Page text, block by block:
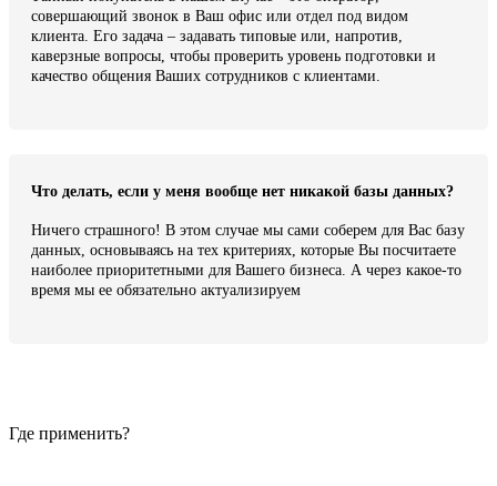
совершающий звонок в Ваш офис или отдел под видом
клиента. Его задача – задавать типовые или, напротив,
каверзные вопросы, чтобы проверить уровень подготовки и
качество общения Ваших сотрудников с клиентами.
Что делать, если у меня вообще нет никакой базы данных?
Ничего страшного! В этом случае мы сами соберем для Вас базу
данных, основываясь на тех критериях, которые Вы посчитаете
наиболее приоритетными для Вашего бизнеса. А через какое-то
время мы ее обязательно актуализируем
Где применить?